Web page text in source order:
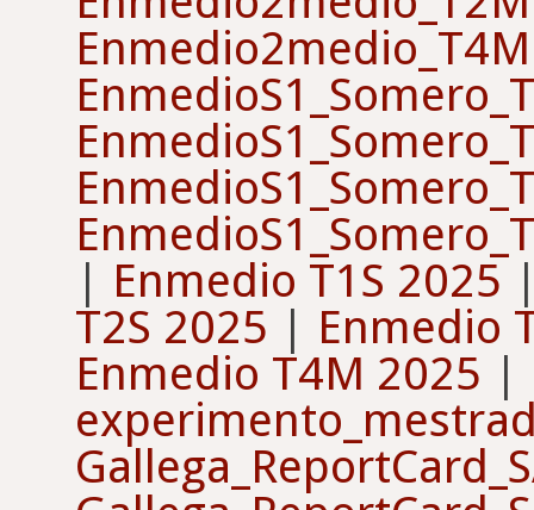
| Enmedio T1S 2025
T2S 2025 | Enmedio
Enmedio T4M 2025 |